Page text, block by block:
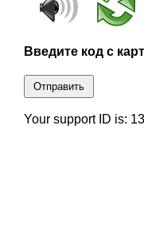
Введите код с
Отправить
Your support ID is: